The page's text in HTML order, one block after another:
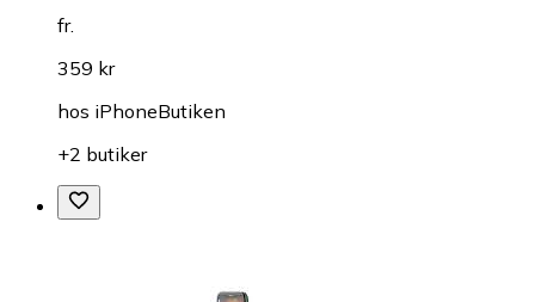
fr.
359 kr
hos iPhoneButiken
+2 butiker